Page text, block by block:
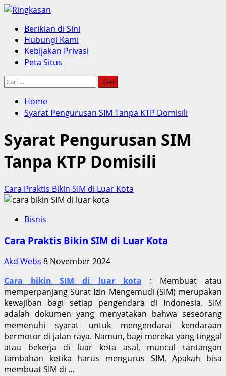
Skip
content
Primary
Menu
Beriklan di Sini
Hubungi Kami
Kebijakan Privasi
Peta Situs
Cari
Home
Syarat Pengurusan SIM Tanpa KTP Domisili
Syarat Pengurusan SIM
Tanpa KTP Domisili
Cara Praktis Bikin SIM di Luar Kota
Bisnis
Cara Praktis Bikin SIM di Luar Kota
Akd Webs 8 November 2024
Cara bikin SIM di luar kota : Membuat atau
memperpanjang Surat Izin Mengemudi (SIM) merupakan
kewajiban bagi setiap pengendara di Indonesia. SIM
adalah dokumen yang menyatakan bahwa seseorang
memenuhi syarat untuk mengendarai kendaraan
bermotor di jalan raya. Namun, bagi mereka yang tinggal
atau bekerja di luar kota asal, muncul tantangan
tambahan ketika harus mengurus SIM. Apakah bisa
membuat SIM di …